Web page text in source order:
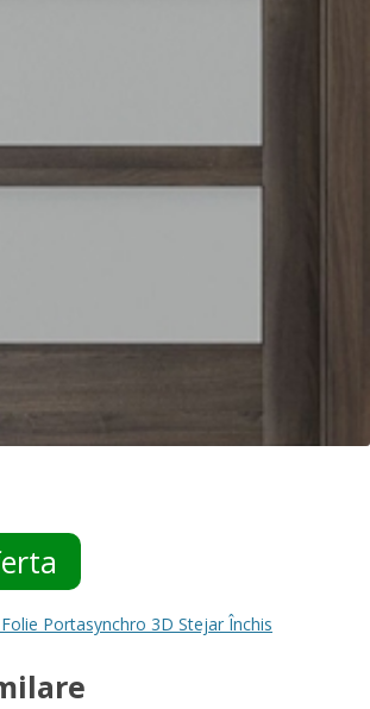
Portasynchro 3D Stejar Închis